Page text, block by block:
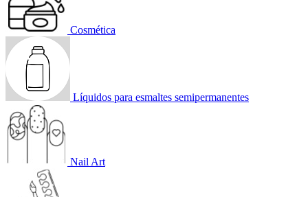
Cosmética
Líquidos para esmaltes semipermanentes
Nail Art